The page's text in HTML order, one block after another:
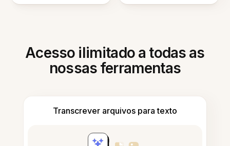
Acesso ilimitado a todas as
nossas ferramentas
Transcrever arquivos para texto